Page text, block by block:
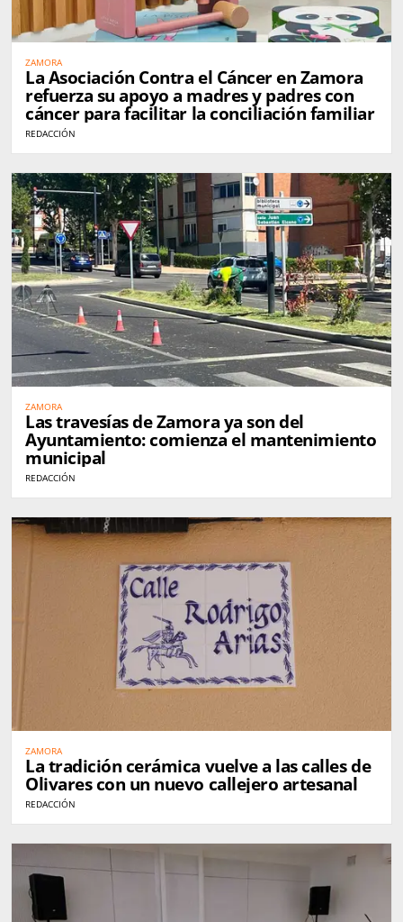
ZAMORA
La Asociación Contra el Cáncer en Zamora
refuerza su apoyo a madres y padres con
cáncer para facilitar la conciliación familiar
REDACCIÓN
ZAMORA
Las travesías de Zamora ya son del
Ayuntamiento: comienza el mantenimiento
municipal
REDACCIÓN
ZAMORA
La tradición cerámica vuelve a las calles de
Olivares con un nuevo callejero artesanal
REDACCIÓN